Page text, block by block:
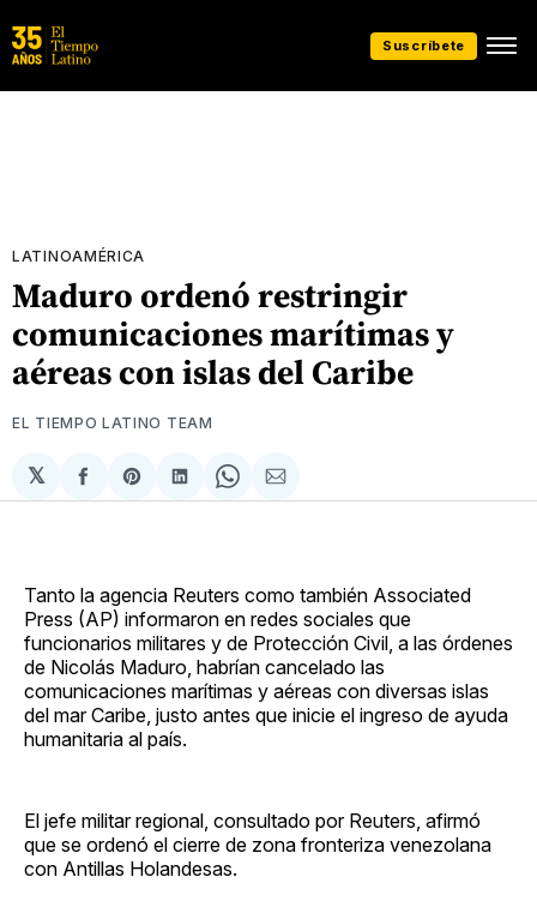
Suscríbete
LATINOAMÉRICA
Maduro ordenó restringir
comunicaciones marítimas y
aéreas con islas del Caribe
EL TIEMPO LATINO TEAM
𝕏
Compartir
en
Share
on
Compartir
en
Share
on
Compartir
via
Tanto la agencia Reuters como también Associated
Press (AP) informaron en redes sociales que
funcionarios militares y de Protección Civil, a las órdenes
de Nicolás Maduro, habrían cancelado las
comunicaciones marítimas y aéreas con diversas islas
del mar Caribe, justo antes que inicie el ingreso de ayuda
humanitaria al país.
El jefe militar regional, consultado por Reuters, afirmó
que se ordenó el cierre de zona fronteriza venezolana
con Antillas Holandesas.